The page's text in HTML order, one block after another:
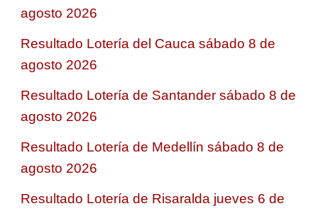
agosto 2026
Resultado Lotería del Cauca sábado 8 de
agosto 2026
Resultado Lotería de Santander sábado 8 de
agosto 2026
Resultado Lotería de Medellín sábado 8 de
agosto 2026
Resultado Lotería de Risaralda jueves 6 de